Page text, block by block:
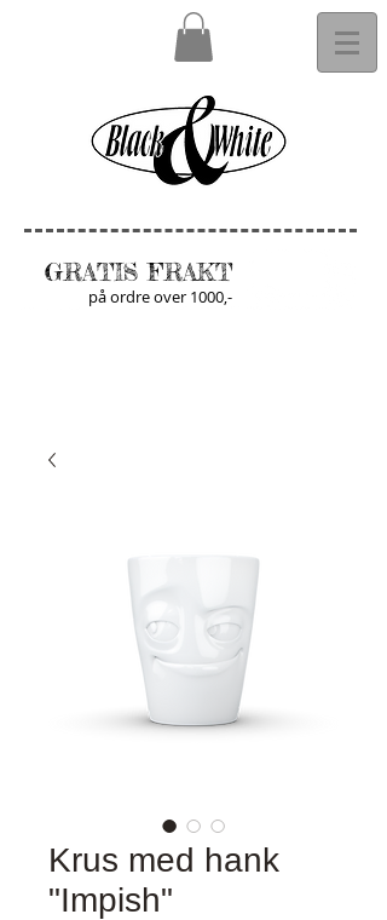
GRATIS FRAKT
på ordre over 1000,-
Krus med hank
"Impish"